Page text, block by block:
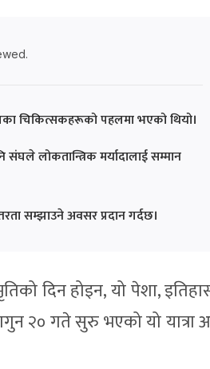
चिकित्सकहरूको पहलमा भएको थियो।
लोकतान्त्रिक मर्यादालाई सम्मान
सम्झाउने अवसर प्रदान गर्दछ।
दिन होइन, यो पेशा,
२० गते सुरु भएको यो